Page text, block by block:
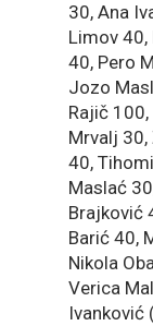
30, Ana
Limov
40, Pero
Jozo
Rajič 100,
Mrvalj
40,
Maslać
Brajković
Barić 40,
Nikola
Verica
Ivanković